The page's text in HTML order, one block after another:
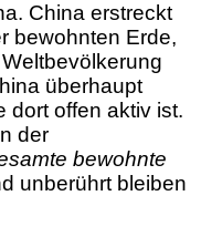
China erstreckt
bewohnten Erde,
überhaupt
dort offen aktiv ist.
der
bewohnte
unberührt bleiben